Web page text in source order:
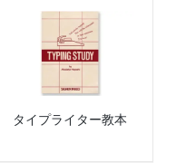
タイプライター教本